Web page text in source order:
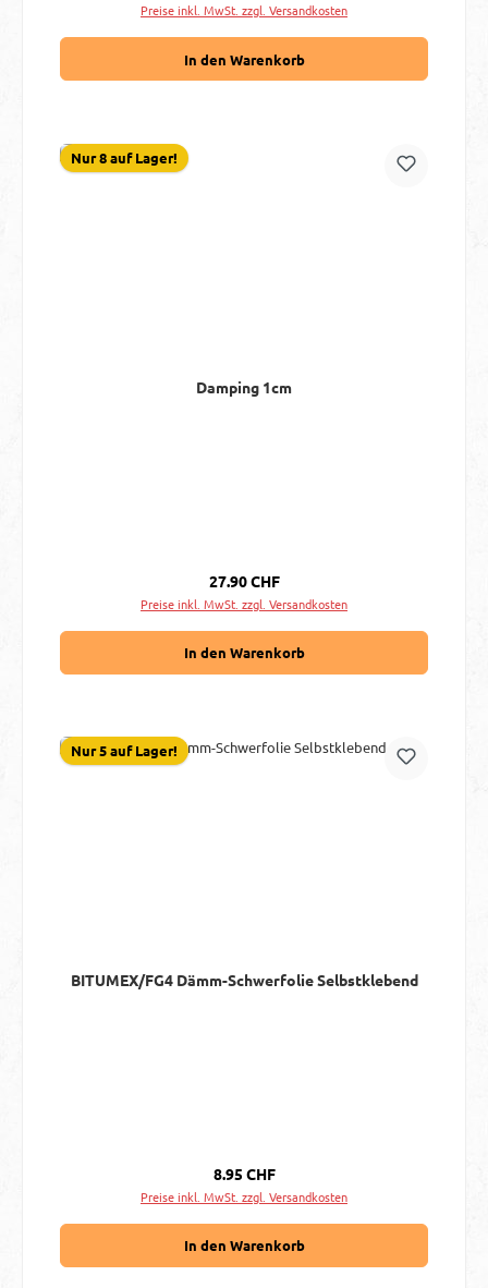
Preise inkl. MwSt. zzgl. Versandkosten
In den Warenkorb
Nur 8 auf Lager!
Damping 1cm
Regulärer Preis:
27.90 CHF
Preise inkl. MwSt. zzgl. Versandkosten
In den Warenkorb
Nur 5 auf Lager!
BITUMEX/FG4 Dämm-Schwerfolie Selbstklebend
Regulärer Preis:
8.95 CHF
Preise inkl. MwSt. zzgl. Versandkosten
In den Warenkorb